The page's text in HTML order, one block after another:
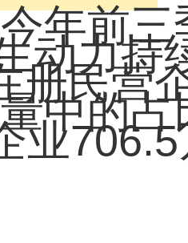
年前三
动力持
册民营
中的占
业706.5